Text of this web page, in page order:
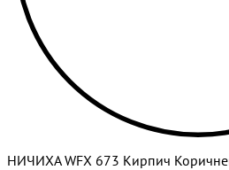
НИЧИХА WFX 673 Кирпич